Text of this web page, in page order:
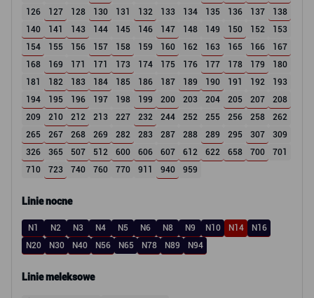
126
127 128 130 131 132 133 134 135 136 137
138
140
141 143 144 145 146 147 148 149 150 152
153
154
155 156 157 158 159 160 162 163 165 166
167
168
169 171 171 173 174 175 176 177 178 179
180
181
182 183 184 185 186 187 189 190 191 192
193
194
195 196 197 198 199 200 203 204 205 207
208
209
210 212 213 227 232 244 252 255 256 258
262
265
267 268 269 282 283 287 288 289 295 307
309
326
365 507 512 600 606 607 612 622 658 700
701
710
723 740 760 770 911 940 959
Linie nocne
N1 N2 N3 N4 N5 N6 N8 N9 N10 N14
N16
N20
N30 N40 N56 N65 N78 N89 N94
Linie meleksowe